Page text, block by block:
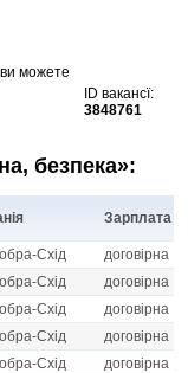
можете
ID вакансї:
3848761
безпека»:
Зарплата
Схід
договірна
Схід
договірна
Схід
договірна
Схід
договірна
Схід
договірна